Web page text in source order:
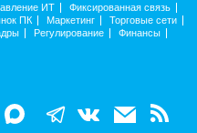
ИТ
Фиксированная связь
ПК Маркетинг
Торговые сети
Регулирование
Финансы